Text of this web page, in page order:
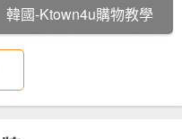
韓國-Ktown4u購物教學